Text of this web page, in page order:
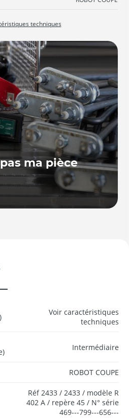
techniques
ma pièce
Voir caractéristiques
techniques
Intermédiaire
ROBOT COUPE
Réf 2433 / 2433 / modèle R
402 A / repère 45 / N° série
469---799---656---